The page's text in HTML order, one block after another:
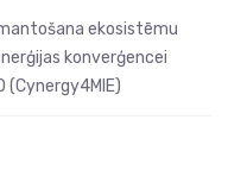
ekosistēmu
konverģencei
(Cynergy4MIE)